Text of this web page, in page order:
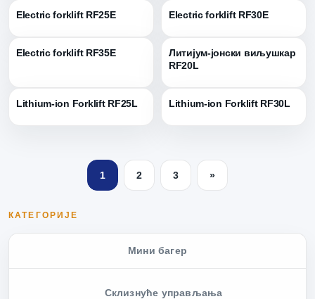
КАТЕГОРИЈЕ
Мини багер
Склизнуће управљања
Electric forklift RF25E Electric forklift RF30E
Electric forklift RF35E
Литијум-јонски виљушкар
RF20L
Lithium-ion Forklift RF25L Lithium-ion Forklift RF30L
1 2 3 »